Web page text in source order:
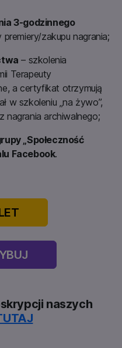
3-godzinnego
zakupu nagrania;
– szkolenia
Terapeuty
a certyfikat otrzymują
w szkoleniu „na żywo”,
nagrania archiwalnego;
„Społeczność
Facebook.
naszych